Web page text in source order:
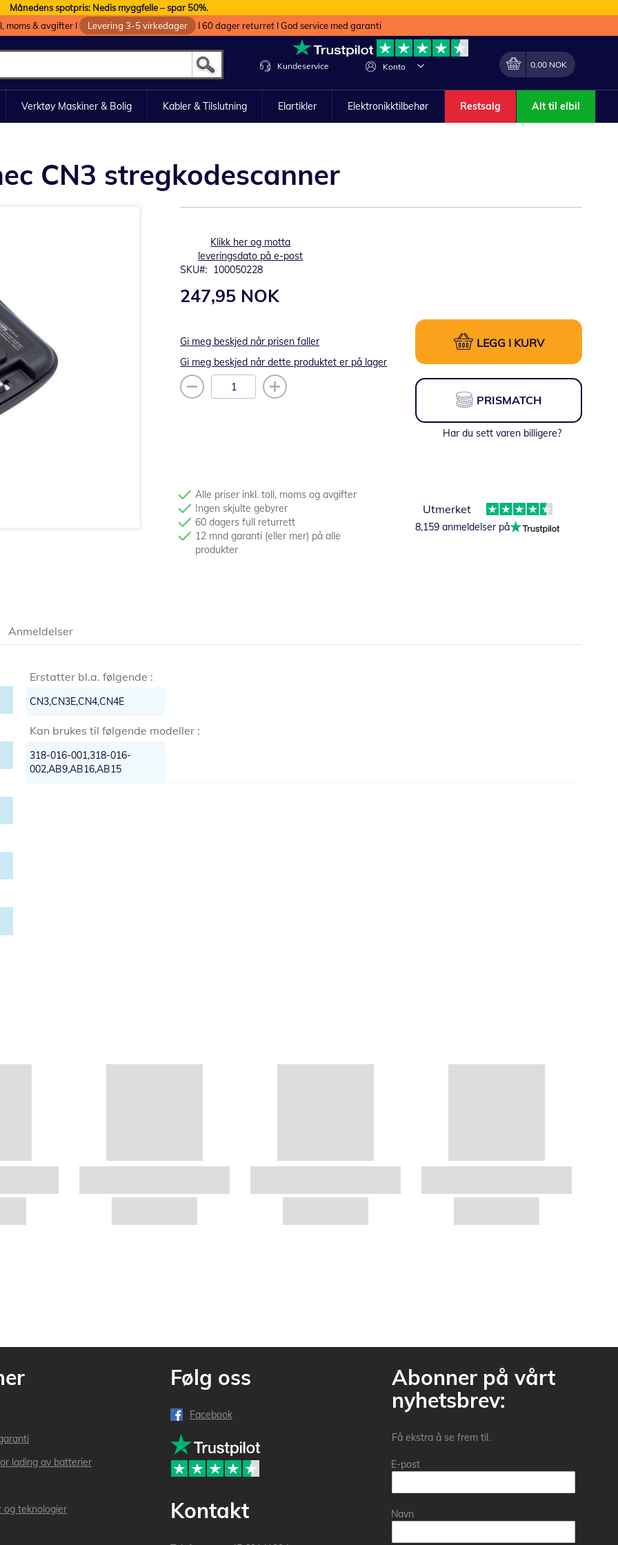
Månedens spotpris: Nedis myggfelle – spar 50%.
moms & avgifter I
Levering 3-5 virkedager I 60 dager returret I God service med garanti
Konto Endring
Min handlekurv
0,00 NOK
Kundeservice
Verktøy Maskiner & Bolig Kabler & Tilslutning Elartikler Elektronikktilbehør Restsalg Alt til elbil
CN3 stregkodescanner
Klikk her og motta
leveringsdato på e-post
SKU
100050228
247,95 NOK
Gi meg beskjed når prisen faller
Gi meg beskjed når dette produktet er på lager
LEGG I KURV
PRISMATCH
Har du sett varen billigere?
Alle priser inkl. toll, moms og avgifter
Ingen skjulte gebyrer
60 dagers full returrett
12 mnd garanti (eller mer) på alle
produkter
Utmerket
8,159 anmeldelser på
Erstatter bl.a. følgende :
CN3,CN3E,CN4,CN4E
Kan brukes til følgende modeller :
318-016-001,318-016-
002,AB9,AB16,AB15
Anmeldelser
lading av batterier
og teknologier
Følg oss
Facebook
Kontakt
Abonner på vårt
nyhetsbrev:
Få ekstra å se frem til.
E-post
Navn